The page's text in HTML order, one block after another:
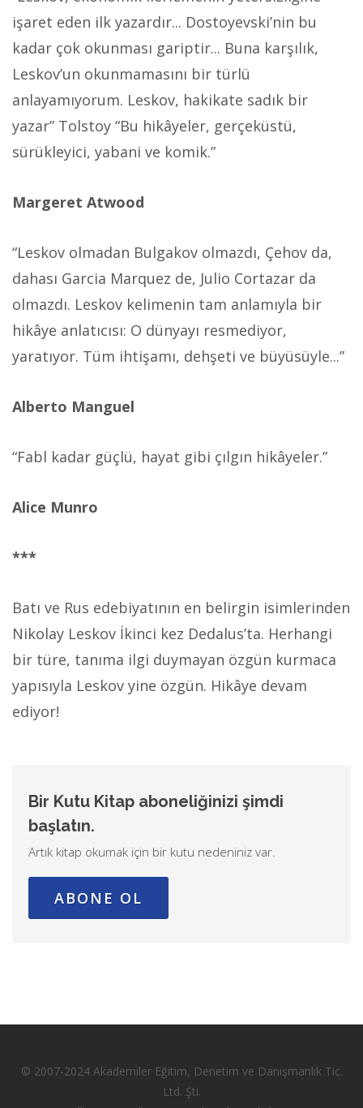
işaret eden ilk yazardır... Dostoyevski’nin bu
kadar çok okunması gariptir... Buna karşılık,
Leskov’un okunmamasını bir türlü
anlayamıyorum. Leskov, hakikate sadık bir
yazar” Tolstoy “Bu hikâyeler, gerçeküstü,
sürükleyici, yabani ve komik.”
Margeret Atwood
“Leskov olmadan Bulgakov olmazdı, Çehov da,
dahası Garcia Marquez de, Julio Cortazar da
olmazdı. Leskov kelimenin tam anlamıyla bir
hikâye anlatıcısı: O dünyayı resmediyor,
yaratıyor. Tüm ihtişamı, dehşeti ve büyüsüyle...”
Alberto Manguel
“Fabl kadar güçlü, hayat gibi çılgın hikâyeler.”
Alice Munro
***
Batı ve Rus edebiyatının en belirgin isimlerinden
Nikolay Leskov İkinci kez Dedalus’ta. Herhangi
bir türe, tanıma ilgi duymayan özgün kurmaca
yapısıyla Leskov yine özgün. Hikâye devam
ediyor!
Bir Kutu Kitap aboneliğinizi şimdi
başlatın.
Artık kitap okumak için bir kutu nedeniniz var.
ABONE OL
© 2007-2024 Akademiler Eğitim, Denetim ve Danışmanlık Tic.
Ltd. Şti.